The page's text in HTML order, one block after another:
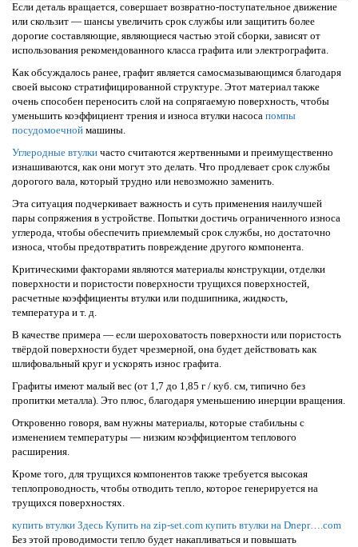
Если деталь вращается, совершает возвратно-поступательное движение
или скользит — шансы увеличить срок службы или защитить более
дорогие составляющие, являющиеся частью этой сборки, зависят от
использования рекомендованного класса графита или электрографита.
Как обсуждалось ранее, графит является самосмазывающимся благодаря
своей высоко стратифицированной структуре. Этот материал также
очень способен переносить слой на сопрягаемую поверхность, чтобы
уменьшить коэффициент трения и износа втулки насоса помпы
посудомоечной машины.
Углеродные втулки часто считаются жертвенными и преимущественно
изнашиваются, как они могут это делать. Что продлевает срок службы
дорогого вала, который трудно или невозможно заменить.
Эта ситуация подчеркивает важность и суть применения наилучшей
пары сопряжения в устройстве. Попытки достичь ограниченного износа
углерода, чтобы обеспечить приемлемый срок службы, но достаточно
износа, чтобы предотвратить повреждение другого компонента.
Критическими факторами являются материалы конструкции, отделки
поверхности и пористости поверхности трущихся поверхностей,
расчетные коэффициенты втулки или подшипника, жидкость,
температура и т. д.
В качестве примера — если шероховатость поверхности или пористость
твёрдой поверхности будет чрезмерной, она будет действовать как
шлифовальный круг и ускорять износ графита.
Графиты имеют малый вес (от 1,7 до 1,85 г / куб. см, типично без
пропитки металла). Это плюс, благодаря уменьшению инерции вращения.
Откровенно говоря, вам нужны материалы, которые стабильны с
изменением температуры — низким коэффициентом теплового
расширения.
Кроме того, для трущихся компонентов также требуется высокая
теплопроводность, чтобы отводить тепло, которое генерируется на
трущихся поверхностях.
купить втулки Здесь Купить на zip-set.com купить втулки на Dnepr….com
Без этой проводимости тепло будет накапливаться и повышать